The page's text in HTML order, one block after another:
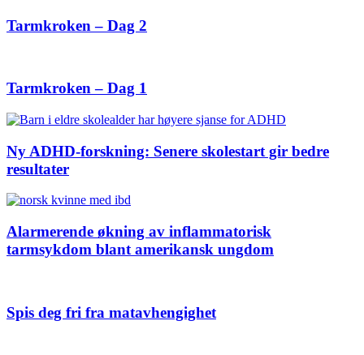
Tarmkroken – Dag 2
Tarmkroken – Dag 1
Ny ADHD-forskning: Senere skolestart gir bedre
resultater
Alarmerende økning av inflammatorisk
tarmsykdom blant amerikansk ungdom
Spis deg fri fra matavhengighet